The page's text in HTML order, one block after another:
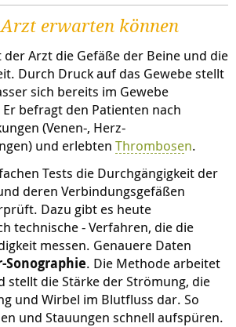
Arzt erwarten können
Arzt die Gefäße der Beine und die
Durch Druck auf das Gewebe stellt
sich bereits im Gewebe
befragt den Patienten nach
(Venen-, Herz-
und erlebten Thrombosen.
Tests die Durchgängigkeit der
deren Verbindungsgefäßen
Dazu gibt es heute
technische - Verfahren, die die
messen. Genauere Daten
Sonographie. Die Methode arbeitet
stellt die Stärke der Strömung, die
und Wirbel im Blutfluss dar. So
und Stauungen schnell aufspüren.